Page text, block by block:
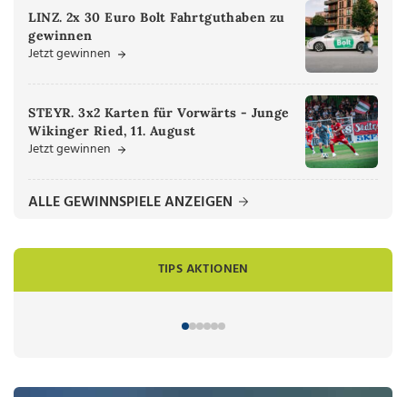
LINZ. 2x 30 Euro Bolt Fahrtguthaben zu
gewinnen
Jetzt gewinnen
STEYR. 3x2 Karten für Vorwärts - Junge
Wikinger Ried, 11. August
Jetzt gewinnen
ALLE GEWINNSPIELE ANZEIGEN
TIPS AKTIONEN